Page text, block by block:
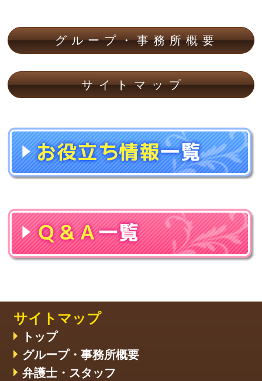
グループ・事務所概要
サイトマップ
サイトマップ
トップ
グループ・事務所概要
弁護士・スタッフ